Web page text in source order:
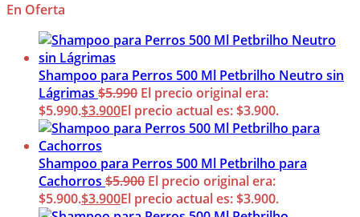
En Oferta
Shampoo para Perros 500 Ml Petbrilho Neutro sin
Lágrimas $5.990 El precio original era:
$5.990.$3.900El precio actual es: $3.900.
Shampoo para Perros 500 Ml Petbrilho para
Cachorros $5.900 El precio original era:
$5.900.$3.900El precio actual es: $3.900.